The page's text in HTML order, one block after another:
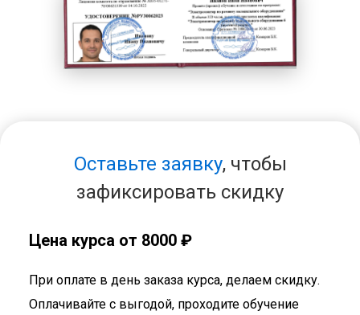
Оставьте заявку, чтобы
зафиксировать скидку
Цена курса от 8000 ₽
При оплате в день заказа курса, делаем скидку.
Оплачивайте с выгодой, проходите обучение